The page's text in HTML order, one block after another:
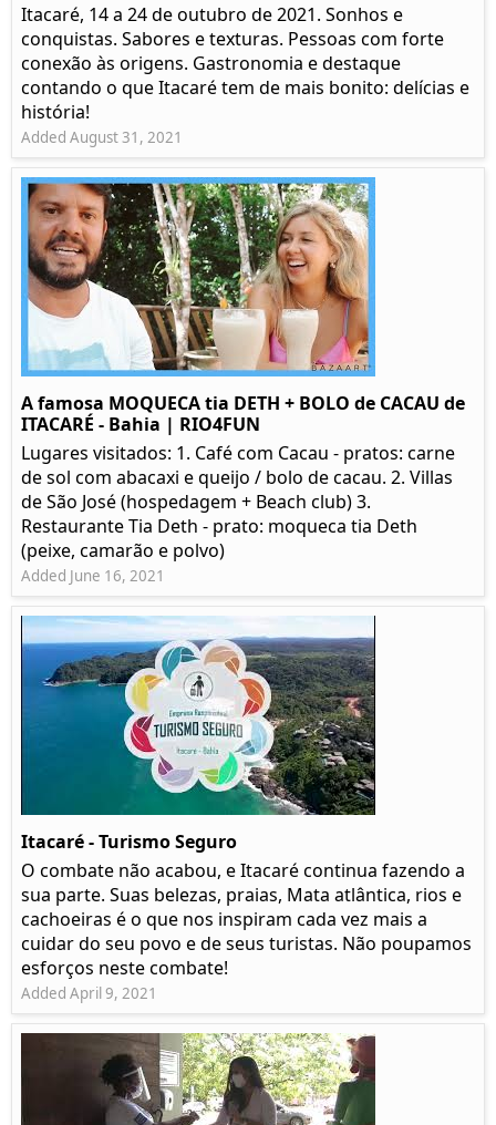
Itacaré, 14 a 24 de outubro de 2021. Sonhos e
conquistas. Sabores e texturas. Pessoas com forte
conexão às origens. Gastronomia e destaque
contando o que Itacaré tem de mais bonito: delícias e
história!
Added August 31, 2021
A famosa MOQUECA tia DETH + BOLO de CACAU de
ITACARÉ - Bahia | RIO4FUN
Lugares visitados: 1. Café com Cacau - pratos: carne
de sol com abacaxi e queijo / bolo de cacau. 2. Villas
de São José (hospedagem + Beach club) 3.
Restaurante Tia Deth - prato: moqueca tia Deth
(peixe, camarão e polvo)
Added June 16, 2021
Itacaré - Turismo Seguro
O combate não acabou, e Itacaré continua fazendo a
sua parte. Suas belezas, praias, Mata atlântica, rios e
cachoeiras é o que nos inspiram cada vez mais a
cuidar do seu povo e de seus turistas. Não poupamos
esforços neste combate!
Added April 9, 2021